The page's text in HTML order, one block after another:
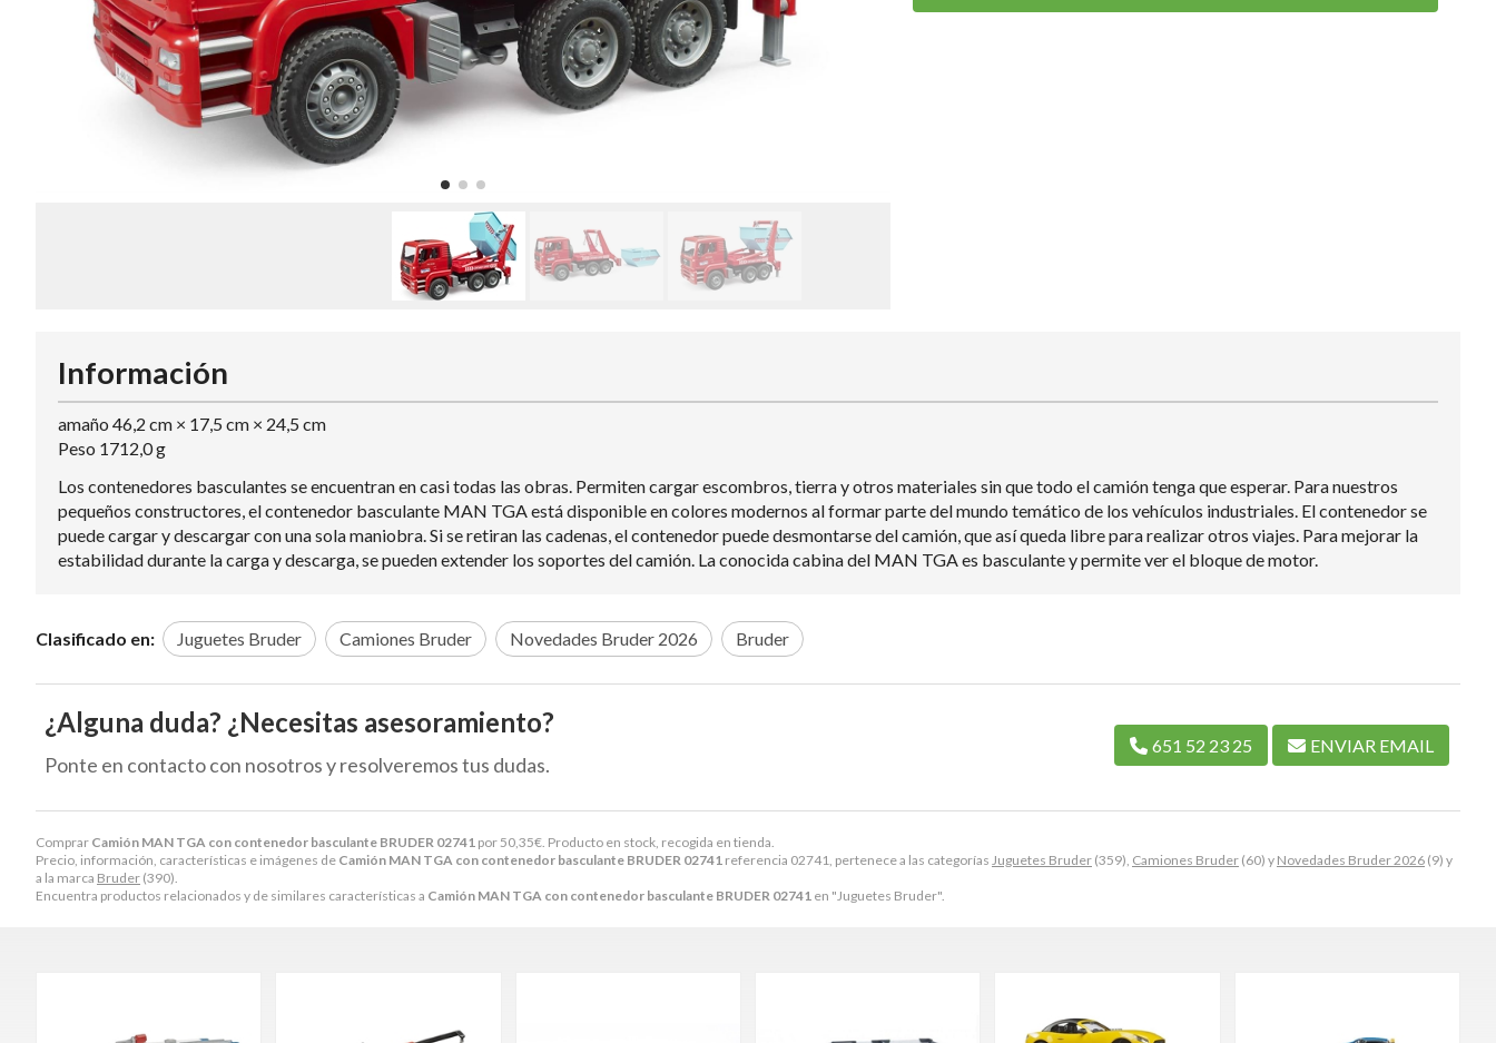
Comprar Camión MAN TGA con contenedor basculante BRUDER 02741 por 50,35€ . Producto en stock, recogida en tienda.
Precio, información, características e imágenes de Camión MAN TGA con contenedor basculante BRUDER 02741 referencia 02741, pertenece a las categorías Juguetes Bruder (359), Camiones Bruder (60) y Novedades Bruder 2026 (9) y
a la marca Bruder (390).
Encuentra productos relacionados y de similares características a Camión MAN TGA con contenedor basculante BRUDER 02741 en "Juguetes Bruder".
Información
amaño 46,2 cm × 17,5 cm × 24,5 cm
Peso 1712,0 g
Los contenedores basculantes se encuentran en casi todas las obras. Permiten cargar escombros, tierra y otros materiales sin que todo el camión tenga que esperar. Para nuestros
pequeños constructores, el contenedor basculante MAN TGA está disponible en colores modernos al formar parte del mundo temático de los vehículos industriales. El contenedor se
puede cargar y descargar con una sola maniobra. Si se retiran las cadenas, el contenedor puede desmontarse del camión, que así queda libre para realizar otros viajes. Para mejorar la
estabilidad durante la carga y descarga, se pueden extender los soportes del camión. La conocida cabina del MAN TGA es basculante y permite ver el bloque de motor.
Clasificado en: Juguetes Bruder Camiones Bruder Novedades Bruder 2026 Bruder
¿Alguna duda? ¿Necesitas asesoramiento?
Ponte en contacto con nosotros y resolveremos tus dudas.
651 52 23 25 ENVIAR EMAIL